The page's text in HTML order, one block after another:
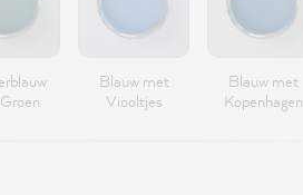
Blauw met
Viooltjes
Blauw met
Kopenhagen